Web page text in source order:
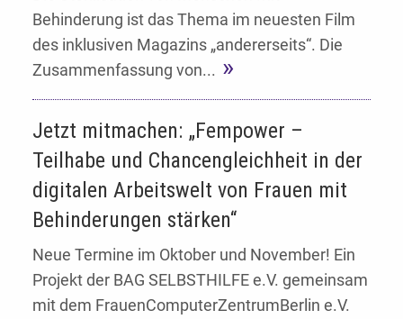
Behinderung ist das Thema im neuesten Film
des inklusiven Magazins „andererseits“. Die
Zusammenfassung von...
Jetzt mitmachen: „Fempower –
Teilhabe und Chancengleichheit in der
digitalen Arbeitswelt von Frauen mit
Behinderungen stärken“
Neue Termine im Oktober und November! Ein
Projekt der BAG SELBSTHILFE e.V. gemeinsam
mit dem FrauenComputerZentrumBerlin e.V.